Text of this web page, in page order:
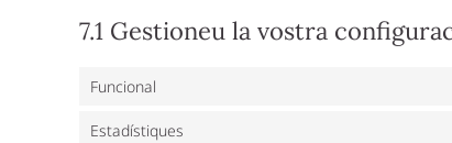
7.1 Gestioneu la vostra
Funcional
Estadístiques